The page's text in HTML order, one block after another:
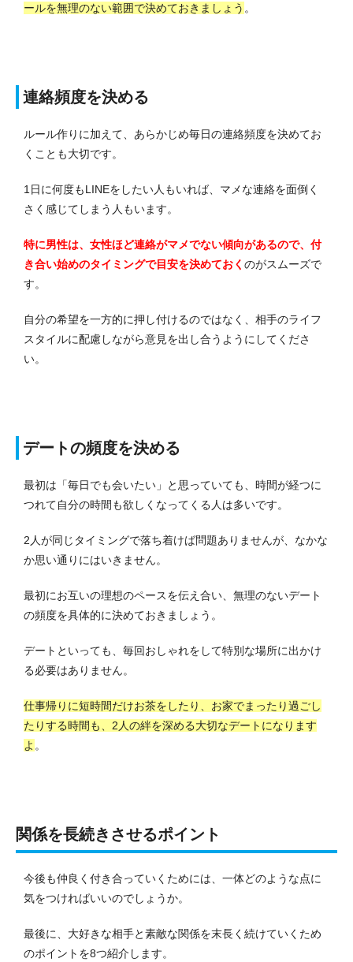
ールを無理のない範囲で決めておきましょう 。
連絡頻度を決める
ルール作りに加えて、あらかじめ毎日の連絡頻度を決めてお
くことも大切です。
1日に何度もLINEをしたい人もいれば、マメな連絡を面倒く
さく感じてしまう人もいます。
特に男性は、女性ほど連絡がマメでない傾向があるので、付
き合い始めのタイミングで目安を決めておく のがスムーズで
す。
自分の希望を一方的に押し付けるのではなく、相手のライフ
スタイルに配慮しながら意見を出し合うようにしてくださ
い。
デートの頻度を決める
最初は「毎日でも会いたい」と思っていても、時間が経つに
つれて自分の時間も欲しくなってくる人は多いです。
2人が同じタイミングで落ち着けば問題ありませんが、なかな
か思い通りにはいきません。
最初にお互いの理想のペースを伝え合い、無理のないデート
の頻度を具体的に決めておきましょう。
デートといっても、毎回おしゃれをして特別な場所に出かけ
る必要はありません。
仕事帰りに短時間だけお茶をしたり、お家でまったり過ごし
たりする時間も、2人の絆を深める大切なデートになります
よ 。
関係を長続きさせるポイント
今後も仲良く付き合っていくためには、一体どのような点に
気をつければいいのでしょうか。
最後に、大好きな相手と素敵な関係を末長く続けていくため
のポイントを8つ紹介します。